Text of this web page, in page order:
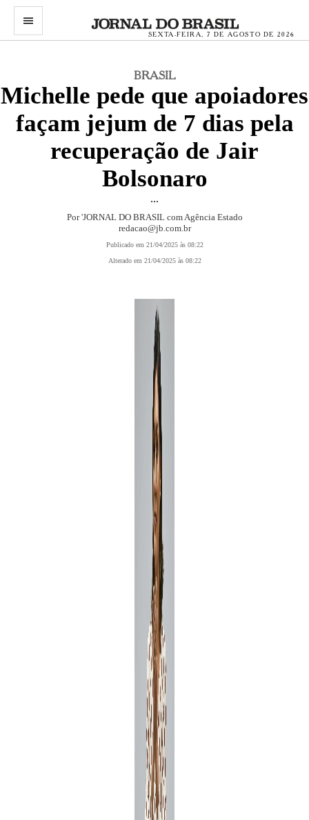
menu
SEXTA-FEIRA, 7 DE AGOSTO DE 2026
BRASIL
Michelle pede que apoiadores
façam jejum de 7 dias pela
recuperação de Jair
Bolsonaro
...
Por 'JORNAL DO BRASIL com Agência Estado
redacao@jb.com.br
Publicado em 21/04/2025 às 08:22
Alterado em 21/04/2025 às 08:22